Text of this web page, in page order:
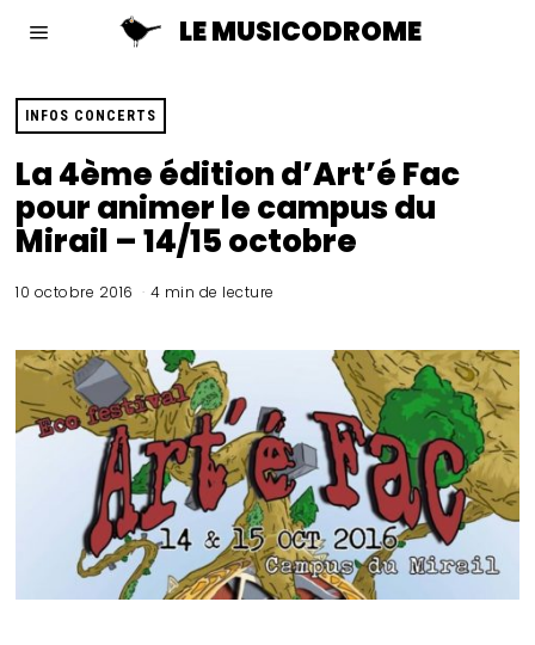
LE MUSICODROME
INFOS CONCERTS
La 4ème édition d’Art’é Fac
pour animer le campus du
Mirail – 14/15 octobre
10 octobre 2016 4 min de lecture